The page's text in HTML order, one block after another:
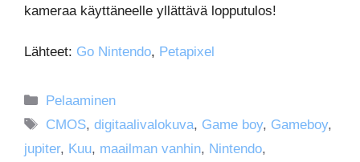
kameraa käyttäneelle yllättävä lopputulos!
Lähteet: Go Nintendo, Petapixel
Kategoriat
Pelaaminen
Avainsanat
CMOS,digitaalivalokuva, Game boy, Gameboy,
jupiter, Kuu, maailman vanhin, Nintendo,